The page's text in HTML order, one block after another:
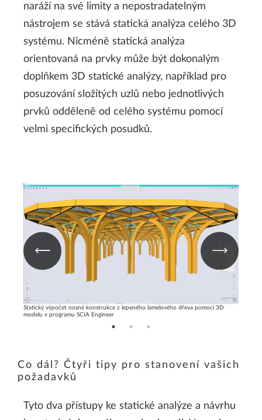
naráží na své limity a nepostradatelným
nástrojem se stává statická analýza celého 3D
systému. Nicméně statická analýza
orientovaná na prvky může být dokonalým
doplňkem 3D statické analýzy, například pro
posuzování složitých uzlů nebo jednotlivých
prvků odděleně od celého systému pomocí
velmi specifických posudků.
Statický výpočet nosné konstrukce z lepeného lamelového dřeva pomocí 3D
modelu v programu SCIA Engineer
Co dál? Čtyři tipy pro stanovení vašich
požadavků
Tyto dva přístupy ke statické analýze a návrhu